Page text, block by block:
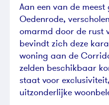
Aan een van de
Oedenrode,
omarmd door de rust
bevindt zich deze
woning aan de
zelden beschikbaar
staat voor
uitzonderlijke